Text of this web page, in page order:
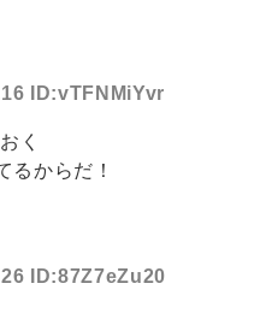
ID:vTFNMiYvr
く
るからだ！
ID:87Z7eZu20